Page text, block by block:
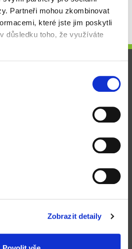
Partneři mohou zkombinovat
které jste jim poskytli
důsledku toho, že využíváte
Zobrazit detaily
žádné produkty.
potřeby